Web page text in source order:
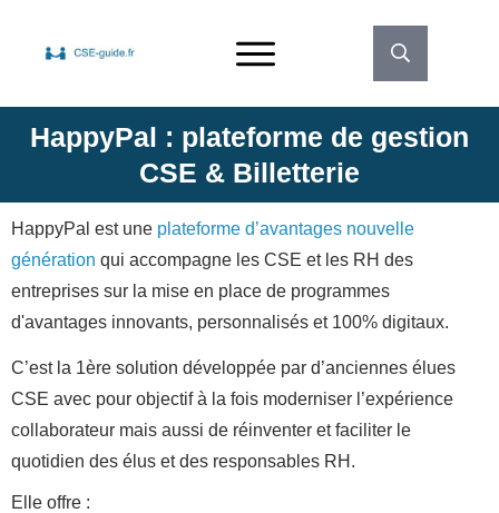
HappyPal : plateforme de gestion
CSE & Billetterie
HappyPal est une plateforme d’avantages nouvelle
génération qui accompagne les CSE et les RH des
entreprises sur la mise en place de programmes
d'avantages innovants, personnalisés et 100% digitaux.
C’est la 1ère solution développée par d’anciennes élues
CSE avec pour objectif à la fois moderniser l’expérience
collaborateur mais aussi de réinventer et faciliter le
quotidien des élus et des responsables RH.
Elle offre :